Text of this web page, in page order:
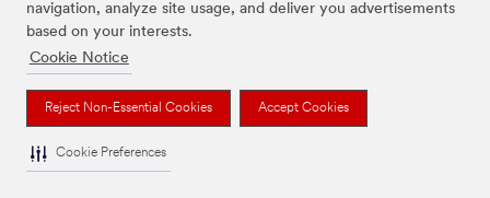
navigation, analyze site usage, and deliver you advertisements
based on your interests.
Cookie Notice
Reject Non-Essential Cookies Accept Cookies
Cookie Preferences